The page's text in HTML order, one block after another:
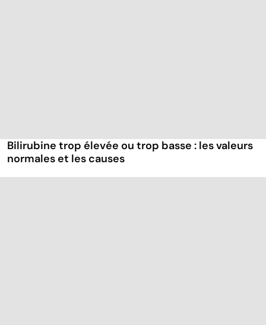
Bilirubine trop élevée ou trop basse : les valeurs
normales et les causes